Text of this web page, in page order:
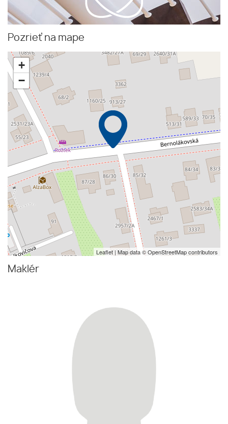
Pozrieť na mape
+
−
Leaflet| Map data ©OpenStreetMapcontributors
Maklér